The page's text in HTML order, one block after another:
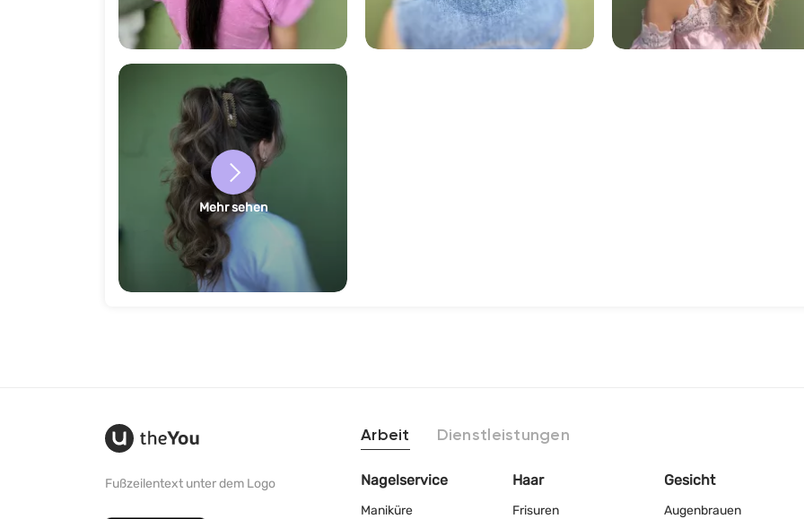
1384 1586 2368
Mehr sehen
Fußzeilentext unter dem Logo
Arbeit Dienstleistungen
Nagelservice
Maniküre
Haar
Frisuren
Gesicht
Augenbrauen